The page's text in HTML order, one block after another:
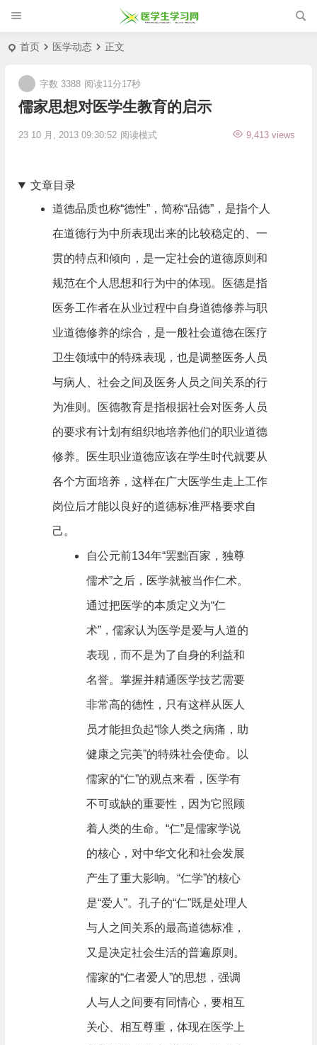
首页 医学动态 正文
儒家思想对医学生教育的启示
23 10 月, 2013 09:30:52 9,413 views
字数 3388 阅读11分17秒
阅读模式
文章目录
道德品质也称“德性”，简称“品德”，是指个人
在道德行为中所表现出来的比较稳定的、一
贯的特点和倾向，是一定社会的道德原则和
规范在个人思想和行为中的体现。医德是指
医务工作者在从业过程中自身道德修养与职
业道德修养的综合，是一般社会道德在医疗
卫生领域中的特殊表现，也是调整医务人员
与病人、社会之间及医务人员之间关系的行
为准则。医德教育是指根据社会对医务人员
的要求有计划有组织地培养他们的职业道德
修养。医生职业道德应该在学生时代就要从
各个方面培养，这样在广大医学生走上工作
岗位后才能以良好的道德标准严格要求自
己。
自公元前134年“罢黜百家，独尊
儒术”之后，医学就被当作仁术。
通过把医学的本质定义为“仁
术”，儒家认为医学是爱与人道的
表现，而不是为了自身的利益和
名誉。掌握并精通医学技艺需要
非常高的德性，只有这样从医人
员才能担负起“除人类之病痛，助
健康之完美”的特殊社会使命。以
儒家的“仁”的观点来看，医学有
不可或缺的重要性，因为它照顾
着人类的生命。“仁”是儒家学说
的核心，对中华文化和社会发展
产生了重大影响。“仁学”的核心
是“爱人”。孔子的“仁”既是处理人
与人之间关系的最高道德标准，
又是决定社会生活的普遍原则。
儒家的“仁者爱人”的思想，强调
人与人之间要有同情心，要相互
关心、相互尊重，体现在医学上